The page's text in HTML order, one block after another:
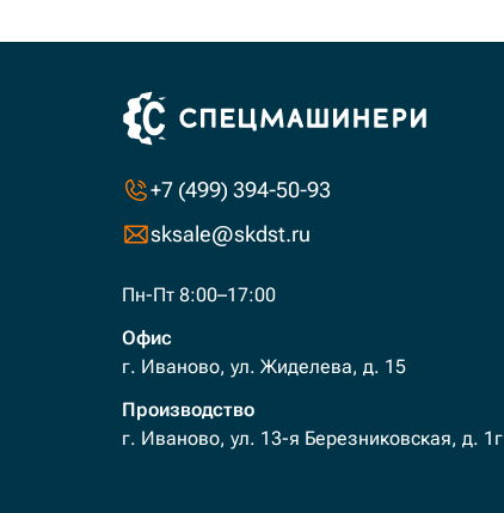
+7 (499) 394-50-93
sksale@skdst.ru
Пн-Пт 8:00–17:00
Офис
г. Иваново, ул. Жиделева, д. 15
Производство
г. Иваново, ул. 13-я Березниковская, д. 1г